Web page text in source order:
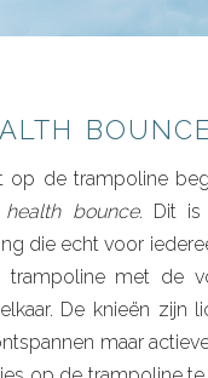
bounce
op de trampoline
health bounce. Dit is
die echt voor
met de
De knieën zijn
maar